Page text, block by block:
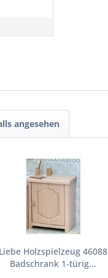
angesehen
Liebe Holzspielzeug 46088
Badschrank 1-türig...